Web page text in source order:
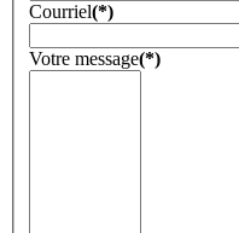
Courriel(*)
Votre message(*)